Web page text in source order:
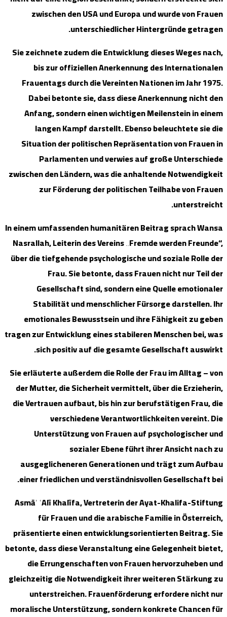
Sie
bis
Dabei
zwischen
zur
In einem
Nasrallah,
über die
tragen zur
sich
Sie
der
die
einer
Asmāʾ
für
betonte,
die
gleichzeitig
moralische